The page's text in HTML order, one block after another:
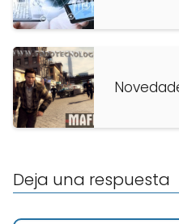
Deja una respuesta